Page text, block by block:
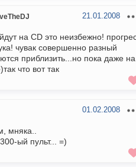
21.01.2008
на CD это неизбежно!
чувак совершенно разный
приблизить...но пока даже на
что вот так
01.02.2008
мняка..
ый пульт... =)